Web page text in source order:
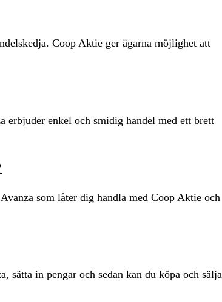
Coop Aktie ger ägarna möjlighet att
erbjuder enkel och smidig handel med ett brett
som låter dig handla med Coop Aktie och
sätta in pengar och sedan kan du köpa och sälja